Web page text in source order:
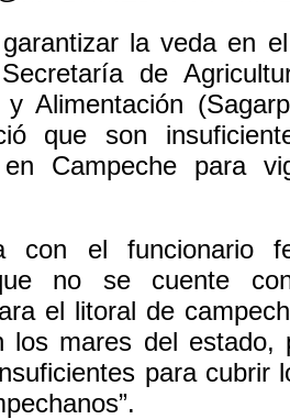
la veda en
de
Alimentación
que son
en Campeche para
con el funcionario
no se cuente
el litoral de
los mares del
para